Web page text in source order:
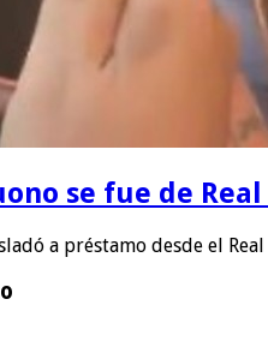
se fue de
a préstamo desde el